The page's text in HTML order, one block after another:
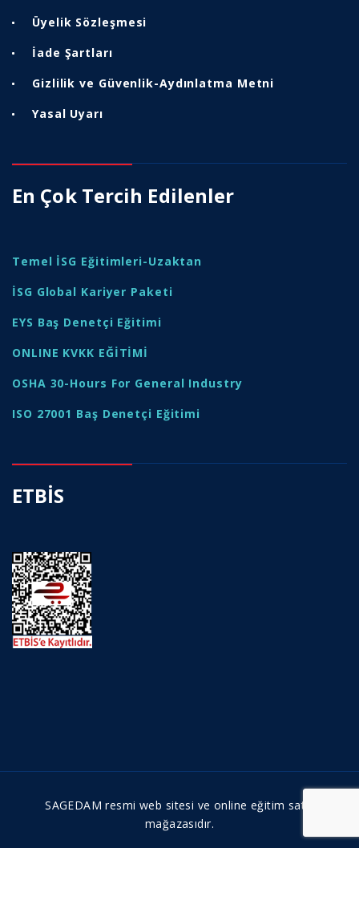
Üyelik Sözleşmesi
İade Şartları
Gizlilik ve Güvenlik-Aydınlatma Metni
Yasal Uyarı
En Çok Tercih Edilenler
Temel İSG Eğitimleri-Uzaktan
İSG Global Kariyer Paketi
EYS Baş Denetçi Eğitimi
ONLINE KVKK EĞİTİMİ
OSHA 30-Hours For General Industry
ISO 27001 Baş Denetçi Eğitimi
ETBİS
SAGEDAM resmi web sitesi ve online eğitim satış
mağazasıdır.